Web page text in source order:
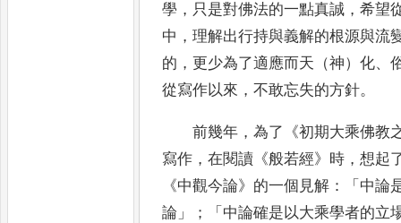
學 ， 只是對佛法的一點真誠 ，希望
中 ，理解出行持與義解的根源與流
的 ， 更少為了適應而天（神）化、
從寫作以來 ，不敢忘失的方針。
前幾年 ，為了 《初期大乘佛教
寫作 ，在閱讀 《般若經》 時 ，想起
《中觀今論》 的一個見解 ： 「 中論
論 」 ； 「 中論確是以大乘學者的立